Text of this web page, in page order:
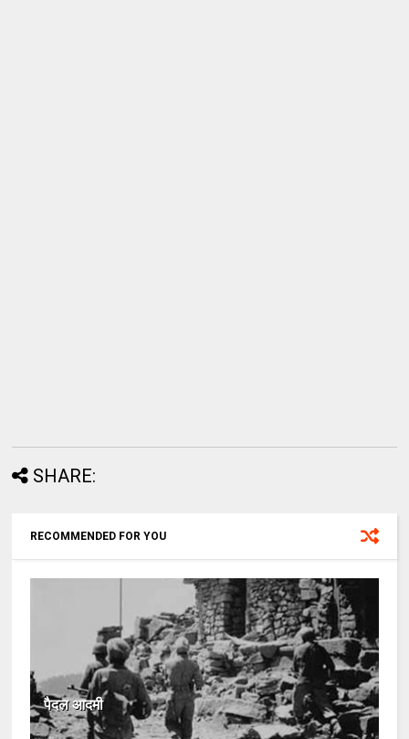
SHARE:
RECOMMENDED FOR YOU
पैदल आदमी